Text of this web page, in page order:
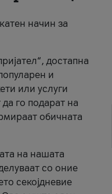
начин за
достапна
и
или услуги
го подарат на
обичната
на нашата
со оние
секојдневие